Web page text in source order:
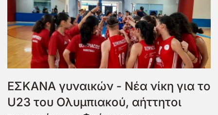
ΕΣΚΑΝΑ γυναικών - Νέα νίκη για το
U23 του Ολυμπιακού, αήττητοι